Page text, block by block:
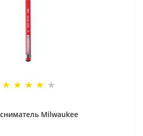
Milwaukee